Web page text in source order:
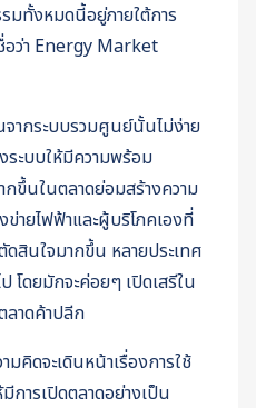
มทั้งหมดนี้อยู่ภายใต้การ
ว่า Energy Market
ากระบบรวมศูนย์นั้นไม่ง่าย
ระบบให้มีความพร้อม
ขึ้นในตลาดย่อมสร้างความ
ายไฟฟ้าและผู้บริโภคเองที่
สินใจมากขึ้น หลายประเทศ
โดยมักจะค่อยๆ เปิดเสรีใน
ลาดค้าปลีก
คิดจะเดินหน้าเรื่องการใช้
การเปิดตลาดอย่างเป็น